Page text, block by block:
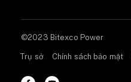
©2023 Bitexco Power
Trụ sở Chính sách bảo mật